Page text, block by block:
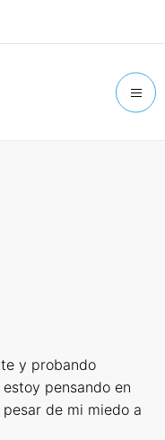
y probando
pensando en
de mi miedo a